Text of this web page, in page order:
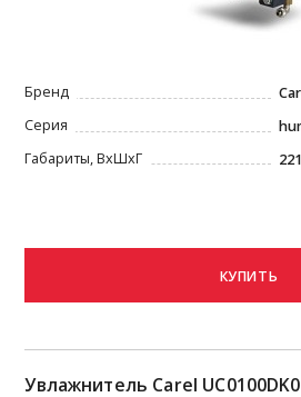
Бренд
Серия
Габариты, ВxШxГ
КУПИТЬ
Увлажнитель Carel